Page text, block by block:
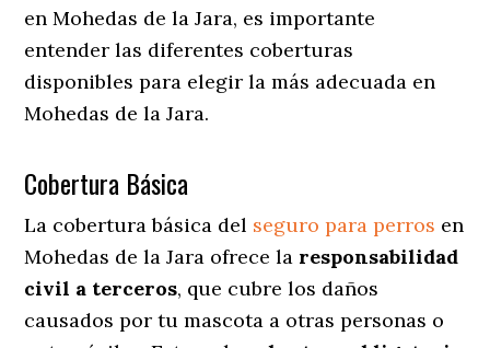
en Mohedas de la Jara, es importante
entender las diferentes coberturas
disponibles para elegir la más adecuada en
Mohedas de la Jara.
Cobertura Básica
La cobertura básica del seguro para perros en
Mohedas de la Jara ofrece la responsabilidad
civil a terceros, que cubre los daños
causados por tu mascota a otras personas o